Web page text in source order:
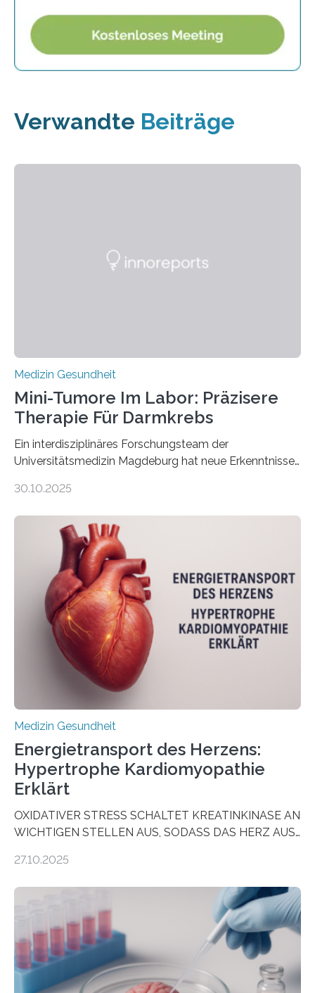
Verwandte Beiträge
Medizin Gesundheit
Mini-Tumore Im Labor: Präzisere
Therapie Für Darmkrebs
Ein interdisziplinäres Forschungsteam der
Universitätsmedizin Magdeburg hat neue Erkenntnisse
behandelt werden kann. In ihrer aktuellen Studie,
Oncology, zeigen die Forschenden, dass Mini-Tumore
aus Gewebe von Patientinnen und Patienten –
sogenannte Organoide – genutzt werden können, um
vorab zu prüfen, welche Medikamente am besten
wirken. Dabei wurde ein Eiweiß identifiziert, das künftig
als Biomarker für die Wahl der passenden Therapie
dienen könnte. Darmkrebs zählt weltweit zu den
häufigsten Krebsarten und stellt…
30.10.2025
Medizin Gesundheit
Energietransport des Herzens:
Hypertrophe Kardiomyopathie
Erklärt
OXIDATIVER STRESS SCHALTET KREATINKINASE AN
WICHTIGEN STELLEN AUS, SODASS DAS HERZ AUS
aus dem Deutschen Zentrum für Herzinsuffizienz
im Journal Circulation, warum der Energietransport bei
der Hypertrophen Kardiomyopathie (HCM) versagen
kann und wie sich durch eine Verringerung der
Herzbelastung und des oxidativen Stresses
Rhythmusstörungen reduzieren lassen. Würzburg. Die
hypertrophe Kardiomyopathie (HCM) ist die häufigste
27.10.2025